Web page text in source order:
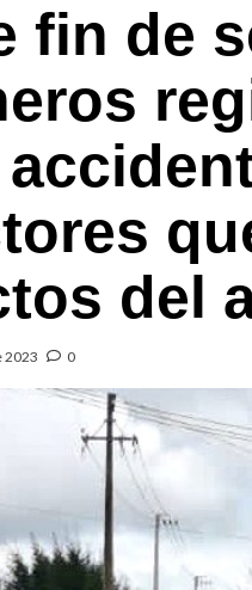
fin de
del
2023 0